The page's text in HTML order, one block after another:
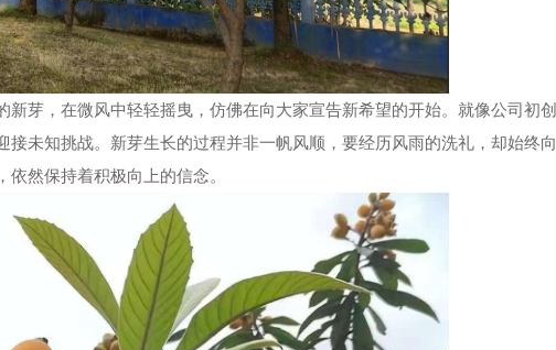
芽，在微风中轻轻摇曳，仿佛在向大家宣告新希望的开始。就像公司初创
未知挑战。新芽生长的过程并非一帆风顺，要经历风雨的洗礼，却始终
然保持着积极向上的信念。